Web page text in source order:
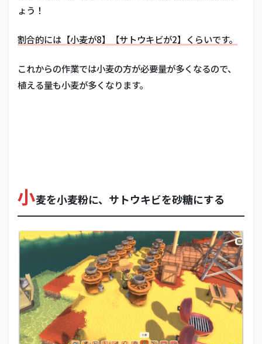
ょう！
割合的には【小麦が8】【サトウキビが2】くらいです。
これからの作業では小麦の方が必要量が多くなるので、
植える量も小麦が多くなります。
小麦を小麦粉に、サトウキビを砂糖にする